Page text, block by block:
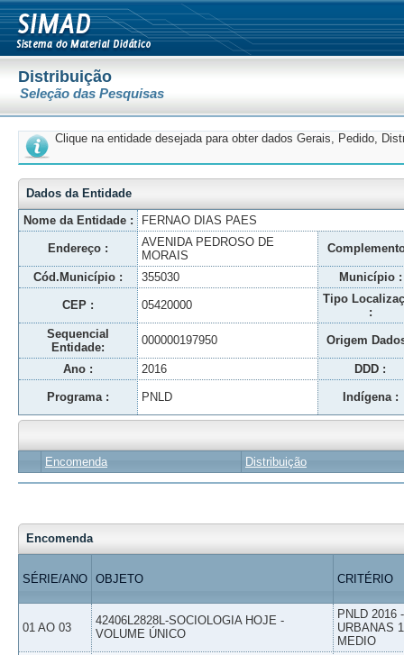
Distribuição
Seleção das Pesquisas
Clique na entidade desejada para obter dados Gerais, Pedido,
Dados da Entidade
Nome da Entidade :
FERNAO DIAS PAES
Endereço :
AVENIDA PEDROSO DE
MORAIS
Cód.Município : 355030 Município :
CEP : 05420000
Tipo
:
Sequencial
Entidade:
000000197950 Origem
Ano : 2016 DDD :
Programa : PNLD Indígena :
Encomenda Distribuição
Encomenda
SÉRIE/ANO OBJETO CRITÉRIO
01 AO 03
42406L2828L-SOCIOLOGIA HOJE -
VOLUME ÚNICO
PNLD 2016
URBANAS
MEDIO